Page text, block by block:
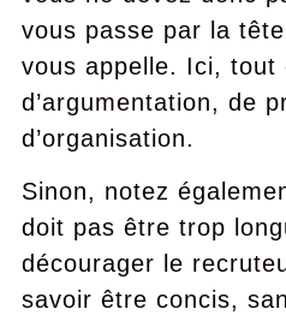
vous passe par la
vous appelle. Ici, tout
d’argumentation, de
d’organisation.
Sinon, notez
doit pas être trop
décourager le
savoir être concis,